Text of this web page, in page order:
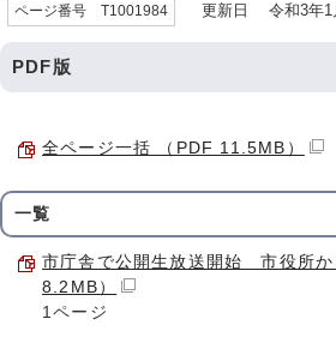
ページ番号 T1001984 更新日 令和3年1
PDF版
全ページ一括 （PDF 11.5MB）
一覧
市庁舎で公開生放送開始 市役所か
8.2MB）
1ページ